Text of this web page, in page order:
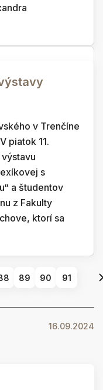
v Trenčíne
piatok 11.
s
a študentov
z Fakulty
ktorí sa
89 90 91
16.09.2024